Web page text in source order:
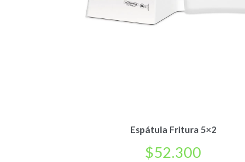
Espátula Fritura 5×2
$52.300